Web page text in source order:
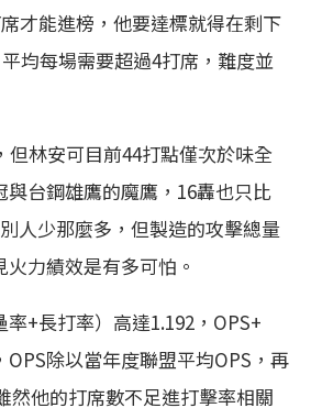
才能進榜，他要達標就得在剩下
均每場需要超過4打席，難度並
但林安可目前44打點僅次於味全
與台鋼雄鷹的魔鷹，16轟也只比
人少那麼多，但製造的攻擊總量
力績效是有多可怕。
+長打率）高達1.192，OPS+
OPS除以當年度聯盟平均OPS，再
然他的打席數不足進打擊率相關